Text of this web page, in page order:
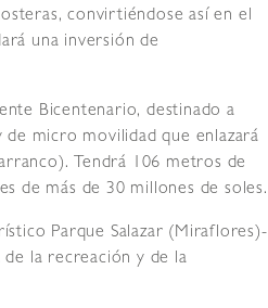
convirtiéndose así en el
una inversión de
Bicentenario, destinado a
micro movilidad que enlazará
Tendrá 106 metros de
de más de 30 millones de soles.
Parque Salazar (Miraflores)-
la recreación y de la